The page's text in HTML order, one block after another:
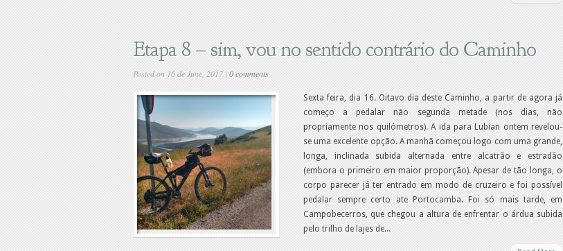
Etapa 8 – sim, vou no sentido contrário do Caminho
Posted on 16 de June, 2017 | 0 comments
Sexta feira, dia 16. Oitavo dia deste Caminho, a partir de agora já
começo a pedalar não segunda metade (nos dias, não
propriamente nos quilómetros). A ida para Lubian ontem revelou-
se uma excelente opção. A manhã começou logo com uma grande,
longa, inclinada subida alternada entre alcatrão e estradão
(embora o primeiro em maior proporção). Apesar de tão longa, o
corpo parecer já ter entrado em modo de cruzeiro e foi possível
pedalar sempre certo ate Portocamba. Foi só mais tarde, em
Campobecerros, que chegou a altura de enfrentar o árdua subida
pelo trilho de lajes de...